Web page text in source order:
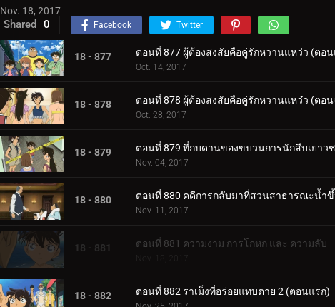
Nov. 18, 2017
Shared 0 Facebook Twitter
18 - 877 ตอนที่ 877 ผู้ต้องสงสัยคือคู่รักหวานแหว๋ว (ตอ
Oct. 14, 2017
18 - 878 ตอนที่ 878 ผู้ต้องสงสัยคือคู่รักหวานแหว๋ว (ตอ
Oct. 28, 2017
18 - 879 ตอนที่ 879 ที่กบดานของขบวนการนักสืบเยาว
Nov. 04, 2017
18 - 880 ตอนที่ 880 คดีการกลับมาที่สวนสาธารณะน้ำ
Nov. 11, 2017
18 - 881 ตอนที่ 881 ความงาม การโกหก และ ความลับ
Nov. 18, 2017
18 - 882 ตอนที่ 882 ราเม็งที่อร่อยแทบตาย 2 (ตอนแรก)